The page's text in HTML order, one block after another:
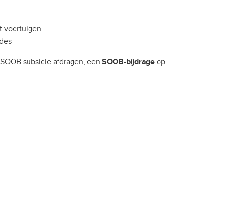
voertuigen
subsidie afdragen, een SOOB-bijdrageop